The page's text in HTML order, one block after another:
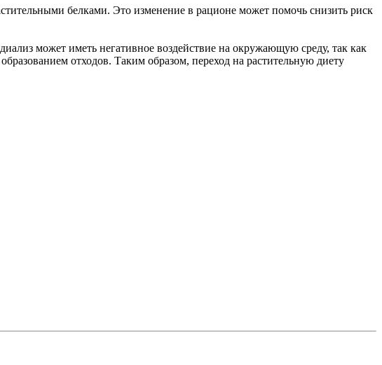
белками. Это изменение в рационе может помочь снизить риск
может иметь негативное воздействие на окружающую среду, так как
отходов. Таким образом, переход на растительную диету